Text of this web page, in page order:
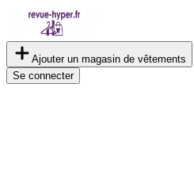
Ajouter un magasin de vêtements
Se connecter